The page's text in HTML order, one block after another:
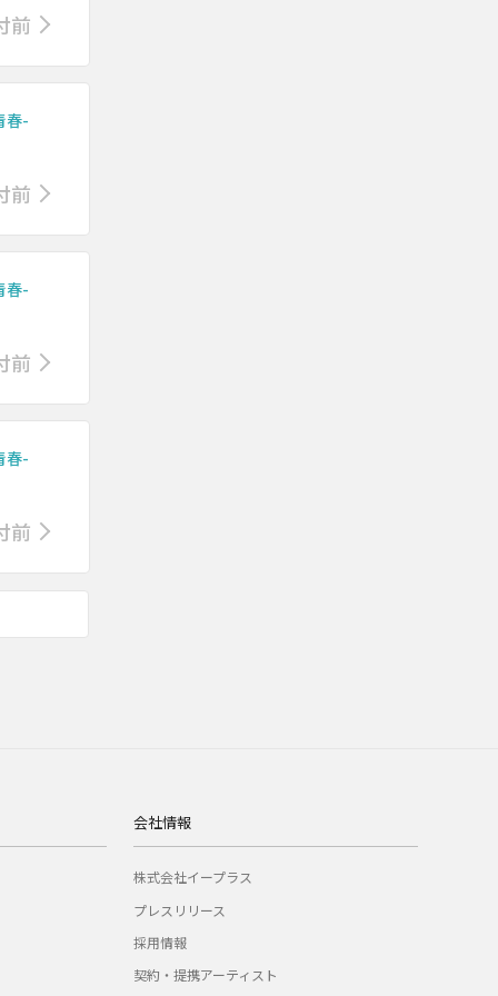
前
春-
前
春-
前
春-
前
会社情報
株式会社イープラス
プレスリリース
採用情報
契約・提携アーティスト